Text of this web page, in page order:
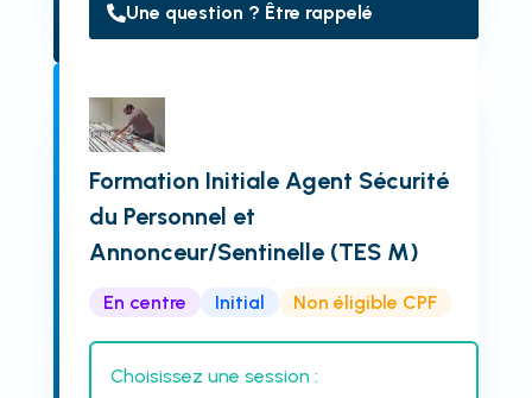
Une question ? Être rappelé
Formation Initiale Agent Sécurité
du Personnel et
Annonceur/Sentinelle (TES M)
En centre Initial Non éligible CPF
Choisissez une session :